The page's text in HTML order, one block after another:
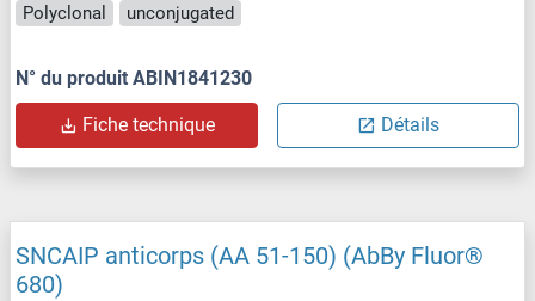
Polyclonal
unconjugated
N° du produit ABIN1841230
Fiche technique Détails
SNCAIP anticorps (AA 51-150) (AbBy Fluor®
680)